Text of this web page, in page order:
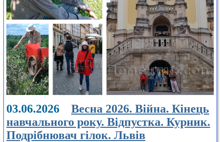
03.06.2026 Весна 2026. Війна. Кінець
навчального року. Відпустка. Курник.
Подрібнювач гілок. Львів